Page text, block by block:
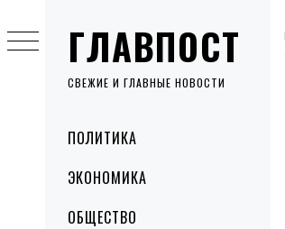
ГЛАВПОСТ
СВЕЖИЕ И ГЛАВНЫЕ НОВОСТИ
MenuПОЛИТИКА
ЭКОНОМИКА
ОБЩЕСТВО
to
content